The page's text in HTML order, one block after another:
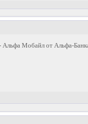
Мобайл от Альфа-